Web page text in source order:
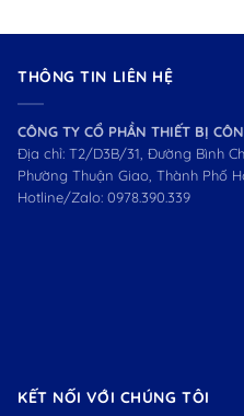
THÔNG TIN LIÊN HỆ
CÔNG TY CỔ PHẦN THIẾT BỊ
Địa chỉ: T2/D3B/31, Đường Bình
Phường Thuận Giao, Thành Phố
Hotline/Zalo: 0978.390.339
KẾT NỐI VỚI CHÚNG TÔI